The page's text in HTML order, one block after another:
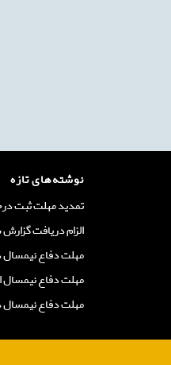
نوشته‌های تازه
تمدید مهلت ثبت
الزام دریافت
مهلت دفاع نیمسال دوم
مهلت دفاع نیمسال اول
مهلت دفاع نیمسال دوم